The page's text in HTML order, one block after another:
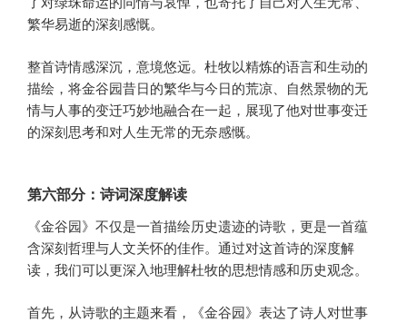
繁华易逝的深刻感慨。
整首诗情感深沉，意境悠远。杜牧以精炼的语言和生动的
描绘，将金谷园昔日的繁华与今日的荒凉、自然景物的无
情与人事的变迁巧妙地融合在一起，展现了他对世事变迁
的深刻思考和对人生无常的无奈感慨。
第六部分：诗词深度解读
《金谷园》不仅是一首描绘历史遗迹的诗歌，更是一首蕴
含深刻哲理与人文关怀的佳作。通过对这首诗的深度解
读，我们可以更深入地理解杜牧的思想情感和历史观念。
首先，从诗歌的主题来看，《金谷园》表达了诗人对世事